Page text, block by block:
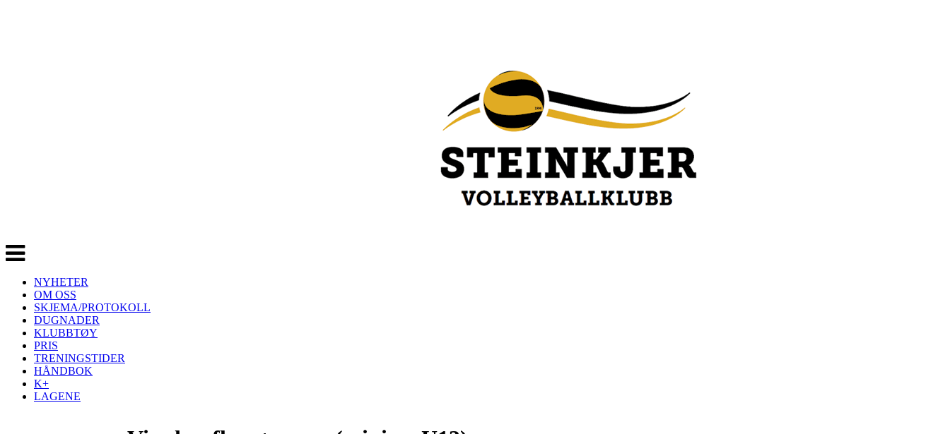
Veksle
navigasjon
NYHETER
OM OSS
SKJEMA/PROTOKOLL
DUGNADER
KLUBBTØY
PRIS
TRENINGSTIDER
HÅNDBOK
K+
LAGENE